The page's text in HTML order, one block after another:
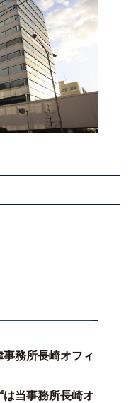
務所長崎オフィ
当事務所長崎オ